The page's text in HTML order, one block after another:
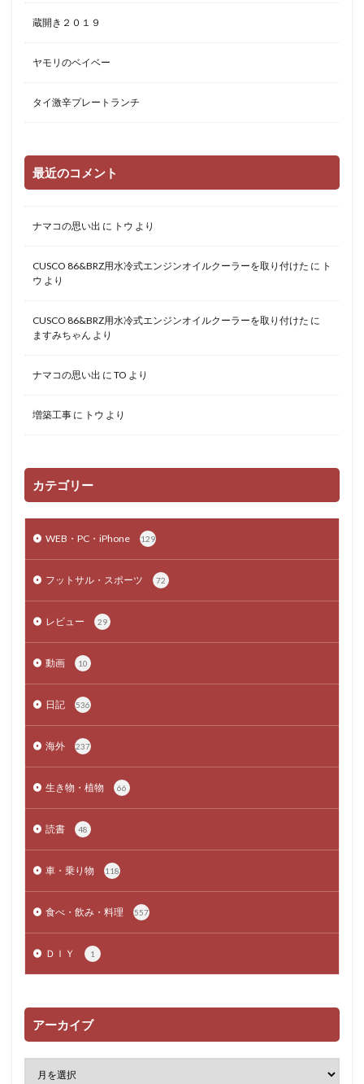
蔵開き２０１９
ヤモリのベイベー
タイ激辛プレートランチ
最近のコメント
ナマコの思い出 に トウ より
CUSCO 86&BRZ用水冷式エンジンオイルクーラーを取り付けた に ト
ウ より
CUSCO 86&BRZ用水冷式エンジンオイルクーラーを取り付けた に
ますみちゃん より
ナマコの思い出 に TO より
増築工事 に トウ より
カテゴリー
WEB・PC・iPhone 129
フットサル・スポーツ 72
レビュー 29
動画 10
日記 536
海外 237
生き物・植物 66
読書 48
車・乗り物 118
食べ・飲み・料理 557
ＤＩＹ 1
アーカイブ